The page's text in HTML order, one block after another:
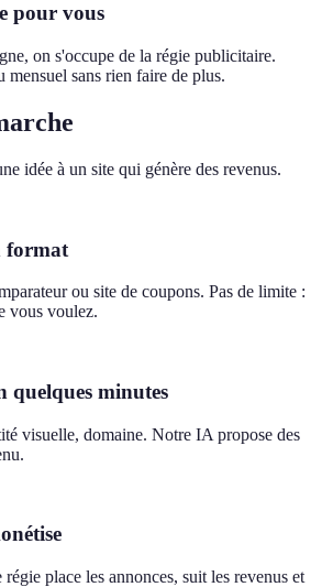
pour vous
on s'occupe de la régie publicitaire.
mensuel sans rien faire de plus.
idée à un site qui génère des revenus.
format
ou site de coupons. Pas de limite :
vous voulez.
quelques minutes
visuelle, domaine. Notre IA propose des
place les annonces, suit les revenus et